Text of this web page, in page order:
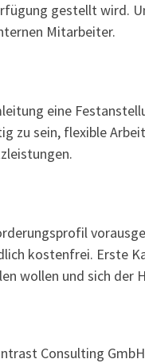
gestellt
Mitarbeiter.
eine
zu sein, flexible
kostenfrei. Erste
wollen und sich der
Consulting